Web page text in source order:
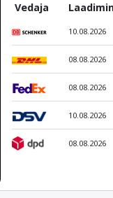
Vedaja
10.08.2026
08.08.2026
08.08.2026
10.08.2026
08.08.2026